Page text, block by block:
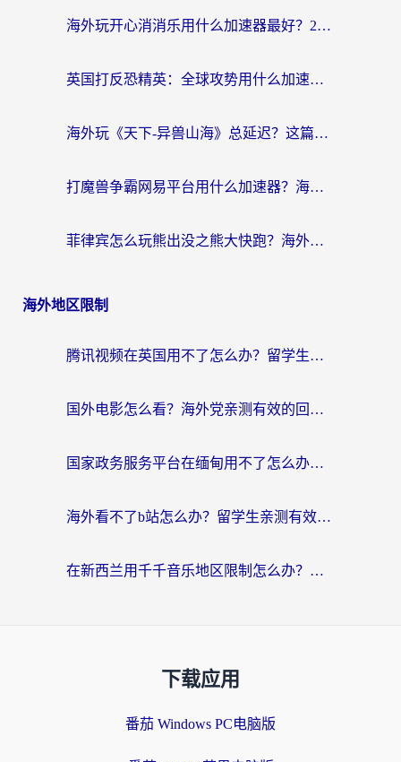
海外玩开心消消乐用什么加速器最好？2026真实体验指南，告别延迟卡顿
英国打反恐精英：全球攻势用什么加速器？2026年实测有效的国服游戏加速指南
海外玩《天下-异兽山海》总延迟？这篇延迟加速器指南帮你告别卡顿（附日本玩Sky光·遇最高警戒解决方案）
打魔兽争霸网易平台用什么加速器？海外党亲测有效的国服游戏加速指南
菲律宾怎么玩熊出没之熊大快跑？海外党国服游戏加速终极攻略（附3款热门游戏实测）
海外地区限制
腾讯视频在英国用不了怎么办？留学生亲测有效的回国加速器指南
国外电影怎么看？海外党亲测有效的回国加速器选择指南
国家政务服务平台在缅甸用不了怎么办？海外华人必看的回国加速全攻略
海外看不了b站怎么办？留学生亲测有效的回国加速器选择攻略，解决豆瓣音乐、美团外卖难题
在新西兰用千千音乐地区限制怎么办？海外华人必备的回国加速解决方案
下载应用
番茄 Windows PC电脑版